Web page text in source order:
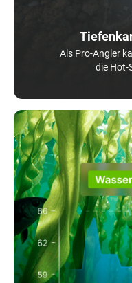
Als Pro-Angler
die Hot-